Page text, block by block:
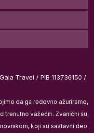
Travel / PIB 113736150 /
da ga redovno ažuriramo,
trenutno važećih. Zvanični su
koji su sastavni deo